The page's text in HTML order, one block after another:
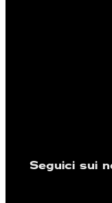
Seguici sui